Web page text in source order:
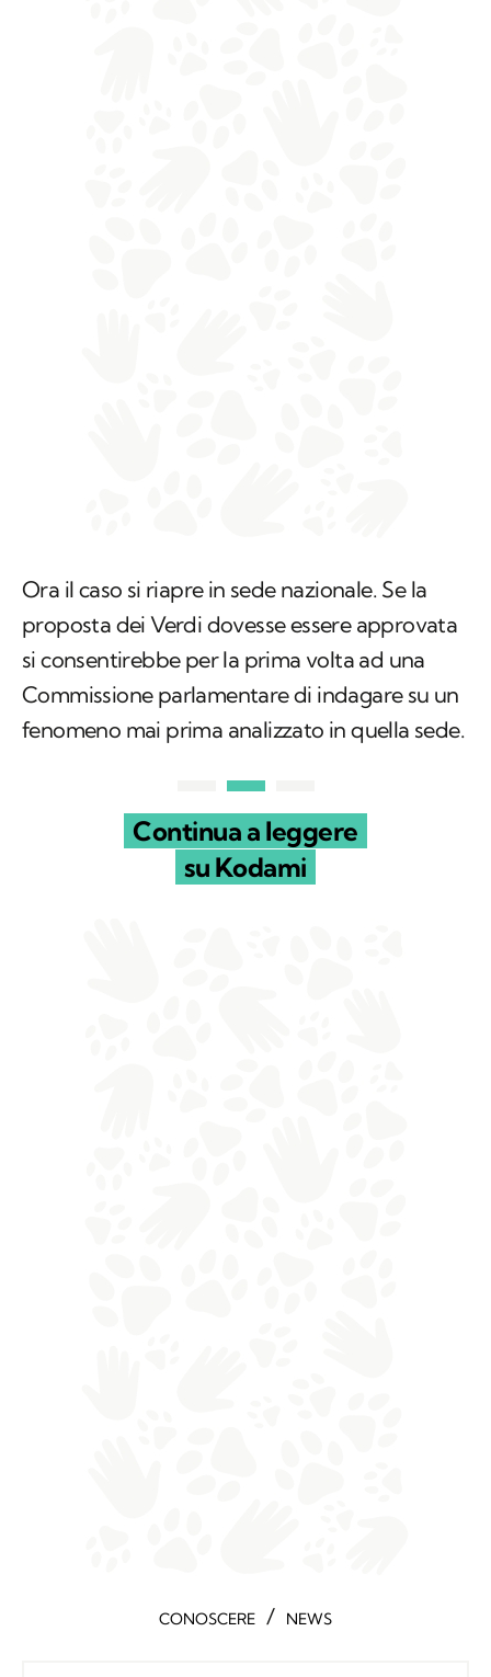
Ora il caso si riapre in sede nazionale. Se la
proposta dei Verdi dovesse essere approvata
si consentirebbe per la prima volta ad una
Commissione parlamentare di indagare su un
fenomeno mai prima analizzato in quella sede.
Continua a leggere
su Kodami
CONOSCERE / NEWS